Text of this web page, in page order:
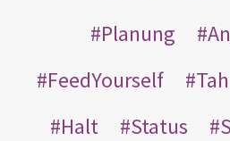
Planung
FeedYourself
Tah
Halt
Status